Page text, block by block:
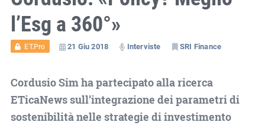
l’Esg a 360°»
ET.Pro 21 Giu 2018 Interviste SRI Finance
Cordusio Sim ha partecipato alla ricerca
ETicaNews sull’integrazione dei parametri di
sostenibilità nelle strategie di investimento